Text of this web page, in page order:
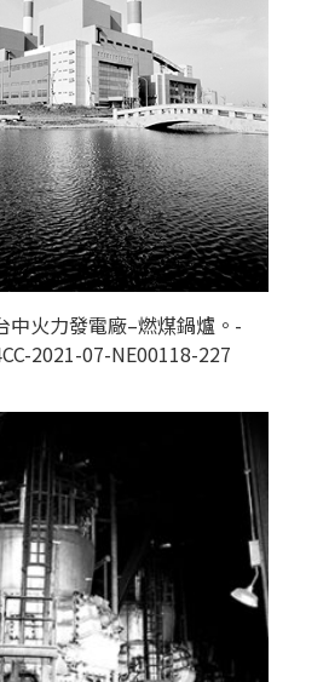
中火力發電廠–燃煤鍋爐。-
2021-07-NE00118-227